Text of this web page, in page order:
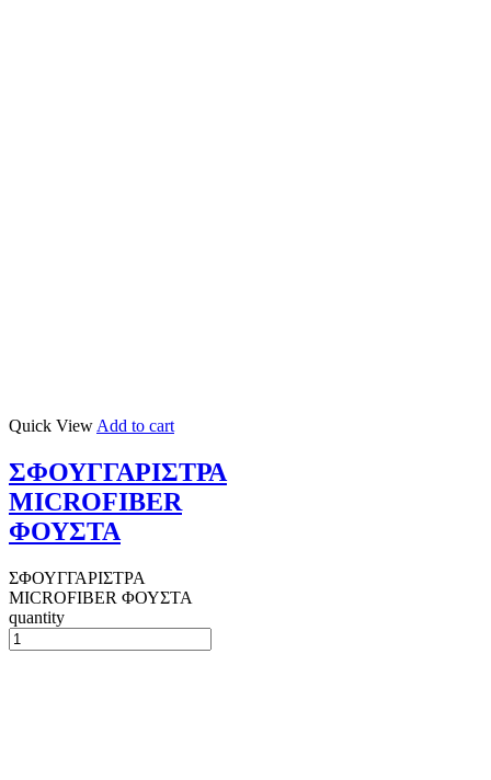
Quick View Add to cart
ΣΦΟΥΓΓΑΡΙΣΤΡΑ
MICROFIBER
ΦΟΥΣΤΑ
ΣΦΟΥΓΓΑΡΙΣΤΡΑ
MICROFIBER ΦΟΥΣΤΑ
quantity